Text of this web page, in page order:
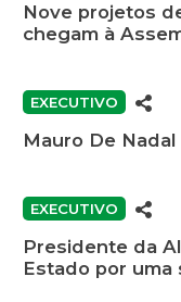
Nove projetos
chegam à
EXECUTIVO
Mauro De
EXECUTIVO
Presidente da
Estado por uma